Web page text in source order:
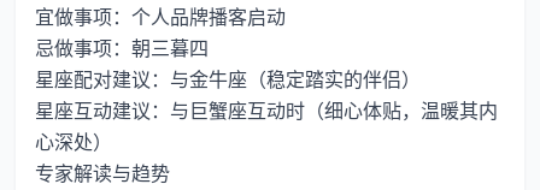
宜做事项：个人品牌播客启动
忌做事项：朝三暮四
星座配对建议：与金牛座（稳定踏实的伴侣）
星座互动建议：与巨蟹座互动时（细心体贴，温暖其内
心深处）
专家解读与趋势